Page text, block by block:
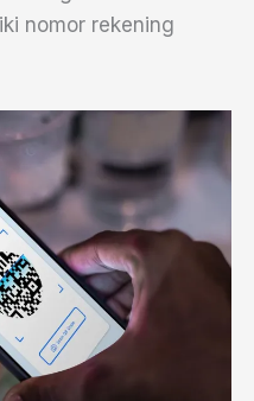
nomor rekening